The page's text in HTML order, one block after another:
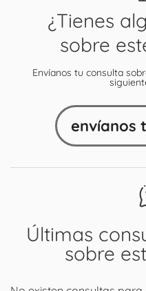
Últimas
sobre
¿Tienes
sobre
Envíanos tu consulta
envíanos